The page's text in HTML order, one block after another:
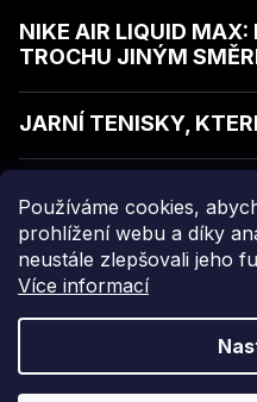
Používáme cookies,
prohlížení webu a díky
neustále zlepšovali jeho
Více informací
NIKE AIR LIQUID
TROCHU JINÝM
JARNÍ TENISKY,
Grafický návrh